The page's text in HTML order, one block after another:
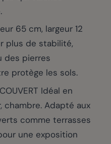
65 cm, largeur 12
plus de stabilité,
des pierres
protège les sols.
Idéal en
chambre. Adapté aux
comme terrasses
une exposition